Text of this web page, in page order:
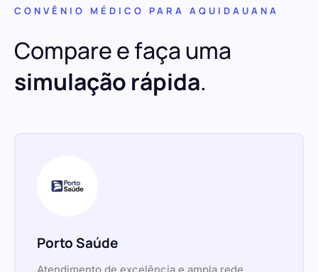
CONVÊNIO MÉDICO PARA AQUIDAUANA
Compare e faça uma
simulação rápida.
Porto Saúde